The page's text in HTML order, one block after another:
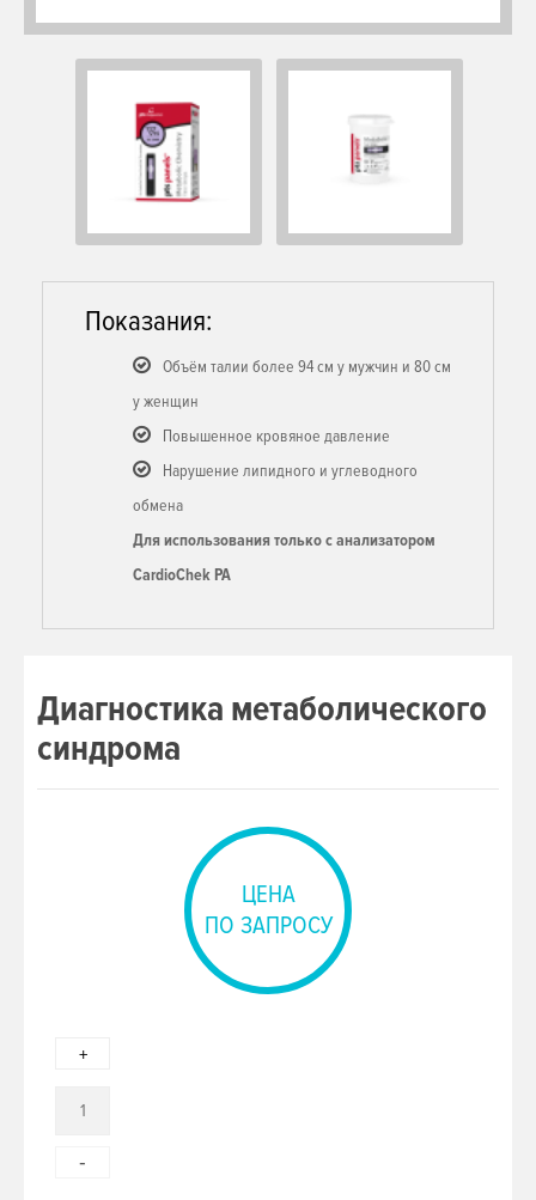
Показания:
Объём талии более 94 см у мужчин и 80 см
у женщин
Повышенное кровяное давление
Нарушение липидного и углеводного
обмена
Для использования только с анализатором
CardioChek PA
Диагностика метаболического
синдрома
ЦЕНА
ПО ЗАПРОСУ
+
-